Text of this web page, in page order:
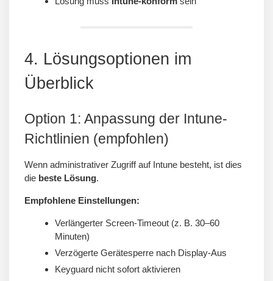
4. Lösungsoptionen im
Überblick
Option 1: Anpassung der Intune-
Richtlinien (empfohlen)
Wenn administrativer Zugriff auf Intune besteht, ist dies
die beste Lösung.
Empfohlene Einstellungen:
Verlängerter Screen-Timeout (z. B. 30–60
Minuten)
Verzögerte Gerätesperre nach Display-Aus
Keyguard nicht sofort aktivieren